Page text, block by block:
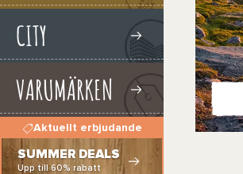
CITY
VARUMÄRKEN
Aktuellt erbjudande
SUMMER DEALS
Upp till 60% rabatt